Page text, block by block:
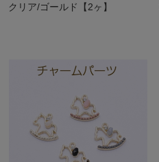
クリア/ゴールド【2ヶ】